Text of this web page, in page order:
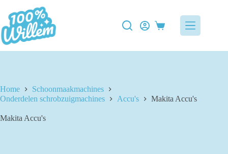
naar
inhoud
Winkelwagen
Home
Schoonmaakmachines
Onderdelen schrobzuigmachines
Accu's Makita Accu's
Makita Accu's